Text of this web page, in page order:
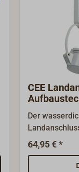
CEE
Der
für den
Heck von
64,95 € *